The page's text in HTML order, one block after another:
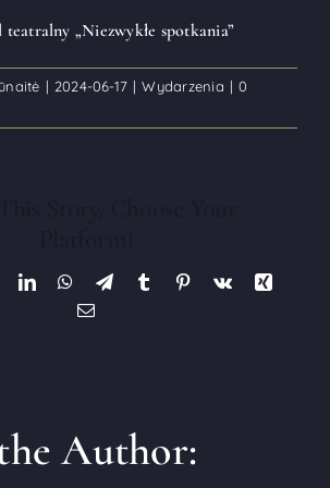
teatralny „Niezwykłe spotkania”
| 2024-06-17 | Wydarzenia | 0
LinkedInWhatsApp
TelegramTumblr Pinterest
Vk
Xing
E-
Author: